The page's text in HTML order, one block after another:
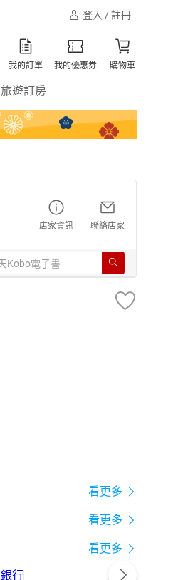
登入 / 註冊
我的訂單 我的優惠券 購物車
旅遊訂房
店家資訊 聯絡店家
看更多
看更多
看更多